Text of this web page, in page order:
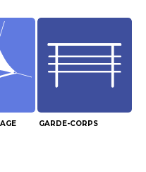
GARDE-CORPS